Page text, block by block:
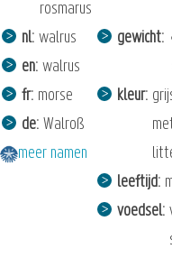
rosmarus
nl walrus
en walrus
fr morse
de Walroß
meer namen
gewicht
kleur
leeftijd
voedsel